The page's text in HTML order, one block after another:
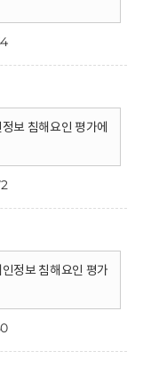
보 침해요인 평가에
정보 침해요인 평가